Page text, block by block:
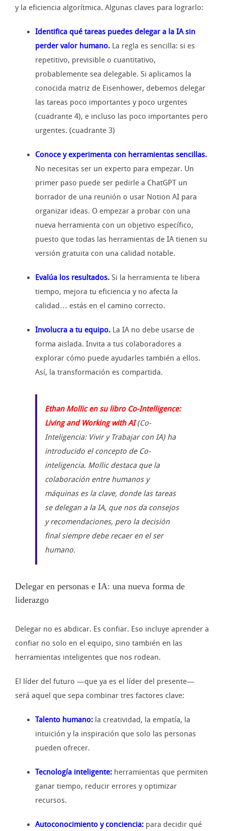
y la eficiencia algorítmica. Algunas claves para lograrlo:
Identifica qué tareas puedes delegar a la IA sin
perder valor humano. La regla es sencilla: si es
repetitivo, previsible o cuantitativo,
probablemente sea delegable. Si aplicamos la
conocida matriz de Eisenhower, debemos delegar
las tareas poco importantes y poco urgentes
(cuadrante 4), e incluso las poco importantes pero
urgentes. (cuadrante 3)
Conoce y experimenta con herramientas sencillas.
No necesitas ser un experto para empezar. Un
primer paso puede ser pedirle a ChatGPT un
borrador de una reunión o usar Notion AI para
organizar ideas. O empezar a probar con una
nueva herramienta con un objetivo específico,
puesto que todas las herramientas de IA tienen su
versión gratuita con una calidad notable.
Evalúa los resultados. Si la herramienta te libera
tiempo, mejora tu eficiencia y no afecta la
calidad… estás en el camino correcto.
Involucra a tu equipo. La IA no debe usarse de
forma aislada. Invita a tus colaboradores a
explorar cómo puede ayudarles también a ellos.
Así, la transformación es compartida.
Ethan Mollic en su libro Co-Intelligence:
Living and Working with AI(Co-
Inteligencia: Vivir y Trabajar con IA) ha
introducido el concepto de Co-
inteligencia. Mollic destaca que la
colaboración entre humanos y
máquinas es la clave, donde las tareas
se delegan a la IA, que nos da consejos
y recomendaciones, pero la decisión
final siempre debe recaer en el ser
humano.
Delegar en personas e IA: una nueva forma de
liderazgo
Delegar no es abdicar. Es confiar. Eso incluye aprender a
confiar no solo en el equipo, sino también en las
herramientas inteligentes que nos rodean.
El líder del futuro —que ya es el líder del presente—
será aquel que sepa combinar tres factores clave:
Talento humano: la creatividad, la empatía, la
intuición y la inspiración que solo las personas
pueden ofrecer.
Tecnología inteligente: herramientas que permiten
ganar tiempo, reducir errores y optimizar
recursos.
Autoconocimiento y conciencia: para decidir qué